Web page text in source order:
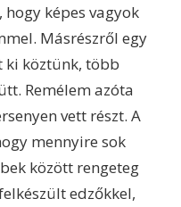
képes vagyok
Másrészről egy
ki köztünk, több
Remélem azóta
vett részt. A
mennyire sok
között rengeteg
edzőkkel,